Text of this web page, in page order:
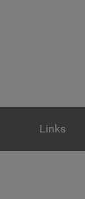
Links